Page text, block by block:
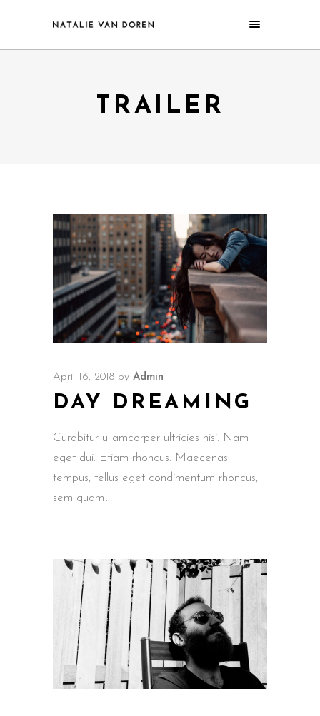
TRAILER
April 16, 2018 by Admin
DAY DREAMING
Curabitur ullamcorper ultricies nisi. Nam
eget dui. Etiam rhoncus. Maecenas
tempus, tellus eget condimentum rhoncus,
sem quam